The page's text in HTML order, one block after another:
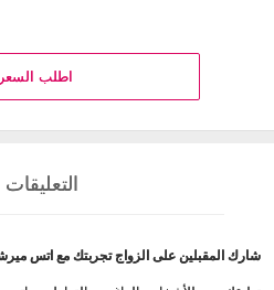
اطلب السعر
التعليقات
شارك المقبلين على الزواج تجربتك مع اتس